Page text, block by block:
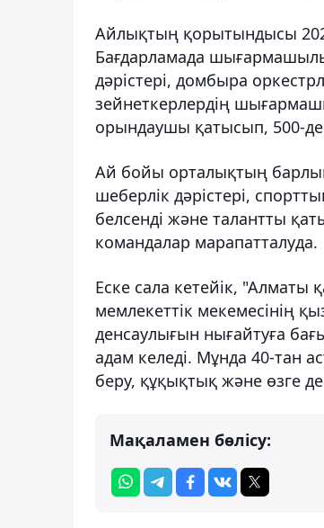
Айлықтың қорытындысы
Бағдарламада
дәрістері, домбыра
зейнеткерлердің
орындаушы қатысып, 500-
Ай бойы орталықтың барлық
шеберлік дәрістері,
белсенді және талантты
командалар марапатталуда.
Еске сала кетейік, "Алматы
мемлекеттік мекемесінің
денсаулығын нығайтуға
адам келеді. Мұнда 40-тан
беру, құқықтық және өзге
Мақаламен бөлісу: